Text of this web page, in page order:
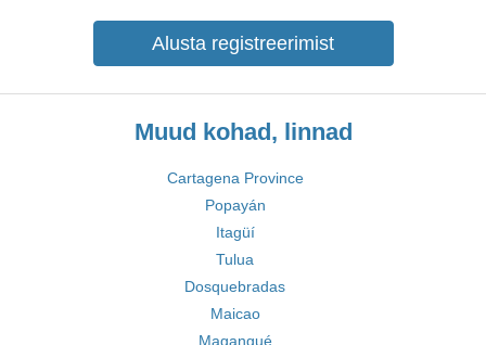
Alusta registreerimist
Muud kohad, linnad
Cartagena Province
Popayán
Itagüí
Tulua
Dosquebradas
Maicao
Magangué